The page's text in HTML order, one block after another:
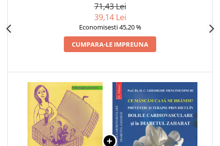
71,43 Lei
39,14 Lei
Economisesti 45,20 %
CUMPARA-LE IMPREUNA